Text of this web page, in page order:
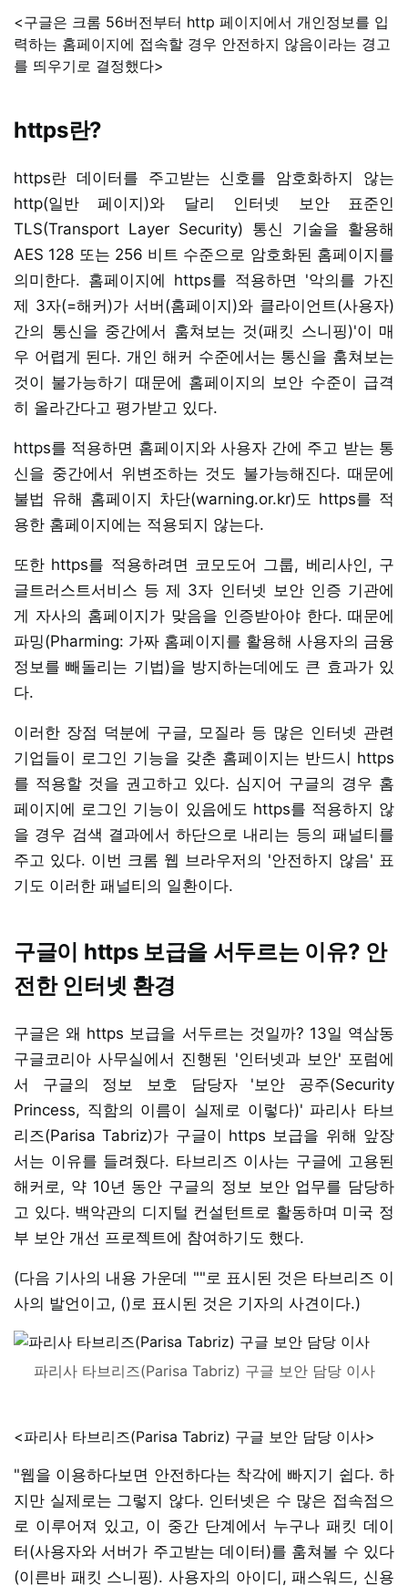
<구글은 크롬 56버전부터 http 페이지에서 개인정보를 입
력하는 홈페이지에 접속할 경우 안전하지 않음이라는 경고
를 띄우기로 결정했다>
https란?
https란 데이터를 주고받는 신호를 암호화하지 않는
http(일반 페이지)와 달리 인터넷 보안 표준인
TLS(Transport Layer Security) 통신 기술을 활용해
AES 128 또는 256 비트 수준으로 암호화된 홈페이지를
의미한다. 홈페이지에 https를 적용하면 '악의를 가진
제 3자(=해커)가 서버(홈페이지)와 클라이언트(사용자)
간의 통신을 중간에서 훔쳐보는 것(패킷 스니핑)'이 매
우 어렵게 된다. 개인 해커 수준에서는 통신을 훔쳐보는
것이 불가능하기 때문에 홈페이지의 보안 수준이 급격
히 올라간다고 평가받고 있다.
https를 적용하면 홈페이지와 사용자 간에 주고 받는 통
신을 중간에서 위변조하는 것도 불가능해진다. 때문에
불법 유해 홈페이지 차단(warning.or.kr)도 https를 적
용한 홈페이지에는 적용되지 않는다.
또한 https를 적용하려면 코모도어 그룹, 베리사인, 구
글트러스트서비스 등 제 3자 인터넷 보안 인증 기관에
게 자사의 홈페이지가 맞음을 인증받아야 한다. 때문에
파밍(Pharming: 가짜 홈페이지를 활용해 사용자의 금융
정보를 빼돌리는 기법)을 방지하는데에도 큰 효과가 있
다.
이러한 장점 덕분에 구글, 모질라 등 많은 인터넷 관련
기업들이 로그인 기능을 갖춘 홈페이지는 반드시 https
를 적용할 것을 권고하고 있다. 심지어 구글의 경우 홈
페이지에 로그인 기능이 있음에도 https를 적용하지 않
을 경우 검색 결과에서 하단으로 내리는 등의 패널티를
주고 있다. 이번 크롬 웹 브라우저의 '안전하지 않음' 표
기도 이러한 패널티의 일환이다.
구글이 https 보급을 서두르는 이유? 안
전한 인터넷 환경
구글은 왜 https 보급을 서두르는 것일까? 13일 역삼동
구글코리아 사무실에서 진행된 '인터넷과 보안' 포럼에
서 구글의 정보 보호 담당자 '보안 공주(Security
Princess, 직함의 이름이 실제로 이렇다)' 파리사 타브
리즈(Parisa Tabriz)가 구글이 https 보급을 위해 앞장
서는 이유를 들려줬다. 타브리즈 이사는 구글에 고용된
해커로, 약 10년 동안 구글의 정보 보안 업무를 담당하
고 있다. 백악관의 디지털 컨설턴트로 활동하며 미국 정
부 보안 개선 프로젝트에 참여하기도 했다.
(다음 기사의 내용 가운데 ""로 표시된 것은 타브리즈 이
사의 발언이고, ()로 표시된 것은 기자의 사견이다.)
파리사 타브리즈(Parisa Tabriz) 구글 보안 담당 이사
<파리사 타브리즈(Parisa Tabriz) 구글 보안 담당 이사>
"웹을 이용하다보면 안전하다는 착각에 빠지기 쉽다. 하
지만 실제로는 그렇지 않다. 인터넷은 수 많은 접속점으
로 이루어져 있고, 이 중간 단계에서 누구나 패킷 데이
터(사용자와 서버가 주고받는 데이터)를 훔쳐볼 수 있다
(이른바 패킷 스니핑). 사용자의 아이디, 패스워드, 신용